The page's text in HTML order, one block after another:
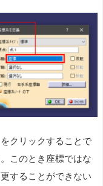
クリックすることで
このとき座標ではな
することができない